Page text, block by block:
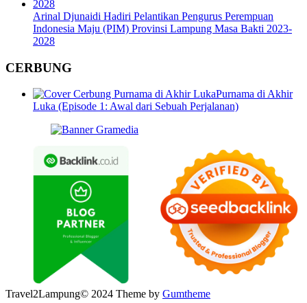
Arinal Djunaidi Hadiri Pelantikan Pengurus Perempuan
Indonesia Maju (PIM) Provinsi Lampung Masa Bakti 2023-
2028
CERBUNG
Purnama di Akhir
Luka (Episode 1: Awal dari Sebuah Perjalanan)
Travel2Lampung© 2024 Theme by Gumtheme